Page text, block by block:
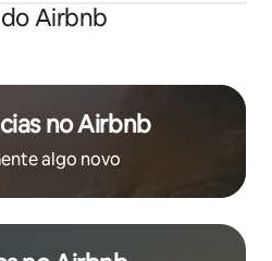
Airbnb
no Airbnb
algo novo